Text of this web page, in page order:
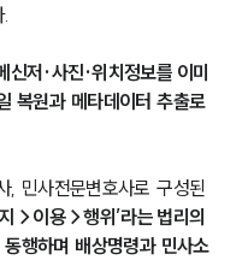
신저·사진·위치정보를 이미
복원과 메타데이터 추출로
, 민사전문변호사로 구성된
→이용→행위’라는 법리의
행하며 배상명령과 민사소